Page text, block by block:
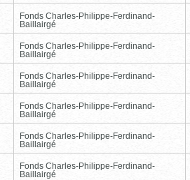
Fonds Charles-Philippe-Ferdinand-
Baillairgé
Fonds Charles-Philippe-Ferdinand-
Baillairgé
Fonds Charles-Philippe-Ferdinand-
Baillairgé
Fonds Charles-Philippe-Ferdinand-
Baillairgé
Fonds Charles-Philippe-Ferdinand-
Baillairgé
Fonds Charles-Philippe-Ferdinand-
Baillairgé